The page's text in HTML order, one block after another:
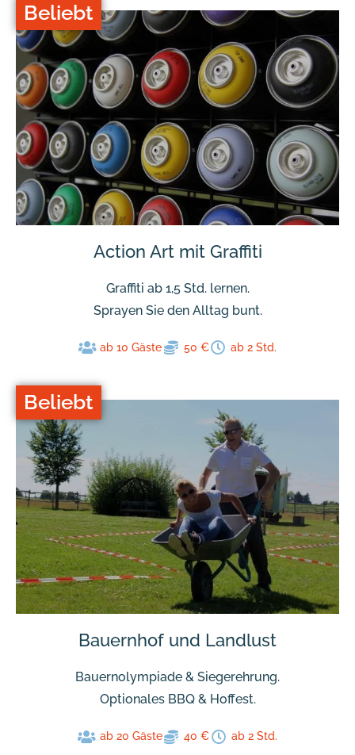
Beliebt
Action Art mit Graffiti
Graffiti ab 1,5 Std. lernen.
Sprayen Sie den Alltag bunt.
ab 10 Gäste 50 € ab 2 Std.
Beliebt
Bauernhof und Landlust
Bauernolympiade & Siegerehrung.
Optionales BBQ & Hoffest.
ab 20 Gäste 40 € ab 2 Std.